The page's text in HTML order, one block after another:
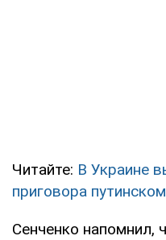
Читайте: В Украине
приговора
Сенченко напомнил,